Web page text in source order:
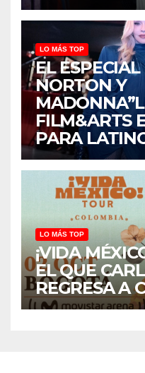
LO MÁS TOP
EL
NORTON Y
FILM&ARTS
PARA
LO MÁS TOP
¡VIDA
EL QUE
REGRESA A